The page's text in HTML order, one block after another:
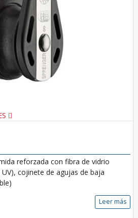
reforzada con fibra de vidrio
cojinete de agujas de baja
Leer más